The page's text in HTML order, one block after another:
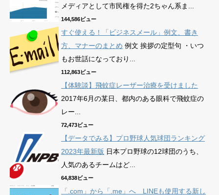
メディアとして市民権を得た2ちゃん系ま...
144,586ビュー
すぐ使える！「ビジネスメール」例文、書き
方、マナーのまとめ 例文 挨拶の定型句 ・いつ
もお世話になっており...
112,863ビュー
【体験談】飛蚊症レーザー治療を受けました
2017年6月の某日、都内のある眼科で飛蚊症の
レー...
72,473ビュー
【データでみる】プロ野球人気球団ランキング
2023年最新版 日本プロ野球の12球団のうち、
人気のあるチームはど...
64,838ビュー
「.com」から「.me」へ LINEも使用する新し